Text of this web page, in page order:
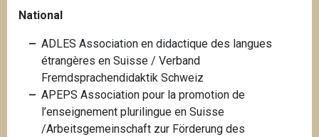
National
ADLES Association en didactique des langues
étrangères en Suisse / Verband
Fremdsprachendidaktik Schweiz
APEPS Association pour la promotion de
l’enseignement plurilingue en Suisse
/Arbeitsgemeinschaft zur Förderung des